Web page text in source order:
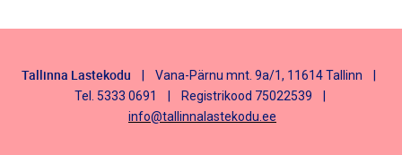
Tallinna Lastekodu | Vana-Pärnu mnt. 9a/1, 11614 Tallinn |
Tel. 5333 0691 | Registrikood 75022539 |
info@tallinnalastekodu.ee